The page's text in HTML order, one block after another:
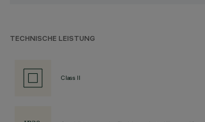
TECHNISCHE LEISTUNG
Class II